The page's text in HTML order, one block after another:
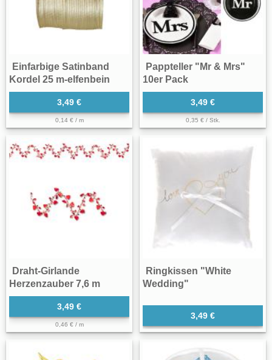
Einfarbige Satinband
Kordel 25 m-elfenbein
3,49 €
0,14 € / m
Pappteller "Mr & Mrs"
10er Pack
3,49 €
0,35 € / Stk.
Draht-Girlande
Herzenzauber 7,6 m
3,49 €
0,46 € / m
Ringkissen "White
Wedding"
3,49 €